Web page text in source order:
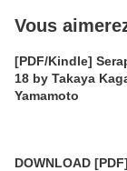
Vous
[PDF/Kindle]
18 by Takaya
Yamamoto
DOWNLOAD